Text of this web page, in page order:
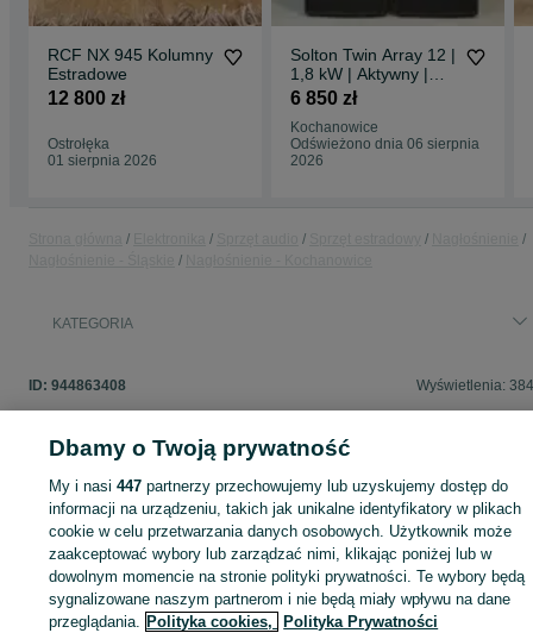
RCF NX 945 Kolumny
Estradowe
12 800 zł
Ostrołęka
01 sierpnia 2026
Solton Twin Array 12 |
1,8 kW | Aktywny |
Pokrowce |
6 850 zł
Kochanowice
Odświeżono dnia 06 sierpnia
2026
KATEGORIA
ID: 944863408 Wyświetlenia:
Zaloguj się lub załóż konto na OLX, aby skontaktować się z
sprzedającym
Zaloguj się / Załóż konto
Dbamy o Twoją prywatność
My i nasi447 partnerzy przechowujemy lub uzyskujemy dostęp do
informacji na urządzeniu, takich jak unikalne identyfikatory w plikach
cookie w celu przetwarzania danych osobowych. Użytkownik może
zaakceptować wybory lub zarządzać nimi, klikając poniżej lub w
dowolnym momencie na stronie polityki prywatności. Te wybory będą
sygnalizowane naszym partnerom i nie będą miały wpływu na dane
przeglądania. Polityka cookies, Polityka Prywatności